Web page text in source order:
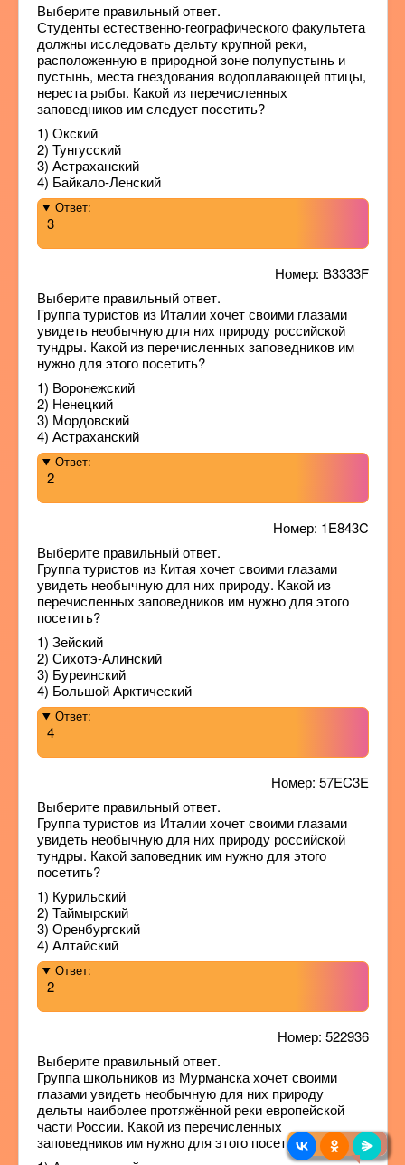
Выберите правильный ответ.
Студенты естественно-географического факультета
должны исследовать дельту крупной реки,
расположенную в природной зоне полупустынь и
пустынь, места гнездования водоплавающей птицы,
нереста рыбы. Какой из перечисленных
заповедников им следует посетить?
1) Окский
2) Тунгусский
3) Астраханский
4) Байкало-Ленский
Ответ:
3
Номер: B3333F
Выберите правильный ответ.
Группа туристов из Италии хочет своими глазами
увидеть необычную для них природу российской
тундры. Какой из перечисленных заповедников им
нужно для этого посетить?
1) Воронежский
2) Ненецкий
3) Мордовский
4) Астраханский
Ответ:
2
Номер: 1E843C
Выберите правильный ответ.
Группа туристов из Китая хочет своими глазами
увидеть необычную для них природу. Какой из
перечисленных заповедников им нужно для этого
посетить?
1) Зейский
2) Сихотэ-Алинский
3) Буреинский
4) Большой Арктический
Ответ:
4
Номер: 57EC3E
Выберите правильный ответ.
Группа туристов из Италии хочет своими глазами
увидеть необычную для них природу российской
тундры. Какой заповедник им нужно для этого
посетить?
1) Курильский
2) Таймырский
3) Оренбургский
4) Алтайский
Ответ:
2
Номер: 522936
Выберите правильный ответ.
Группа школьников из Мурманска хочет своими
глазами увидеть необычную для них природу
дельты наиболее протяжённой реки европейской
части России. Какой из перечисленных
заповедников им нужно для этого посетить?